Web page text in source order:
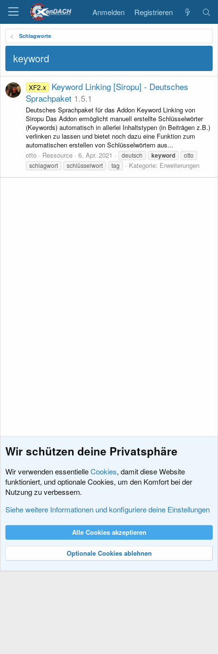
Anmelden Registrieren
Schlagworte
keyword
XF2.x
Keyword Linking [Siropu] - Deutsches
Sprachpaket 1.5.1
Deutsches Sprachpaket für das Addon Keyword Linking von
Siropu Das Addon ermöglicht manuell erstellte Schlüsselwörter
(Keywords) automatisch in allerlei Inhaltstypen (in Beiträgen z.B.)
verlinken zu lassen und bietet noch dazu eine Funktion zum
automatischen erstellen von Schlüsselwörtern aus...
otto
Ressource 6. Apr. 2021 deutsch keyword
otto
schlagwort
schlüsselwort tag Kategorie: Erweiterungen
Schlagworte
Nutzungsbedingungen Datenschutz
R
Community platform by XenForo® © 2010-2024 XenForo Ltd.
Wir schützen deine Privatsphäre
Wir verwenden essentielleCookies, damit diese Website
funktioniert, und optionale Cookies, um den Komfort bei der
Nutzung zu verbessern.
Siehe weitere Informationen und konfiguriere deine Einstellungen
Alle Cookies akzeptieren
Optionale Cookies ablehnen